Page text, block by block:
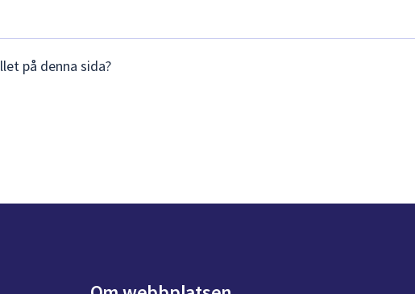
på denna sida?